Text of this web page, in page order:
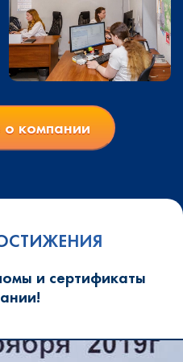
компании
и сертификаты